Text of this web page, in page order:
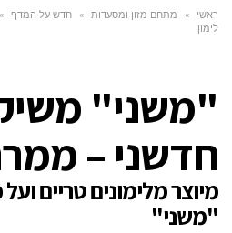
ראשי » מתחם מזון ומסעדות » חדש על המדף »
לימון
"משני"
חדשני –
מיוצר מלימונים טריים
"משני"